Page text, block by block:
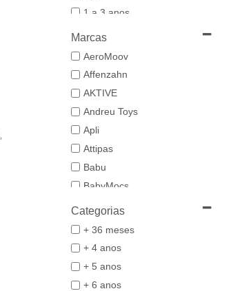
1 a 3 anos
29/30
3 a 6 anos
31
32/33
Marcas
AeroMoov
Affenzahn
AKTIVE
Andreu Toys
Apli
Attipas
Babu
BabyMocs
Babywoods
Categorias
+ 36 meses
+ 4 anos
+ 5 anos
+ 6 anos